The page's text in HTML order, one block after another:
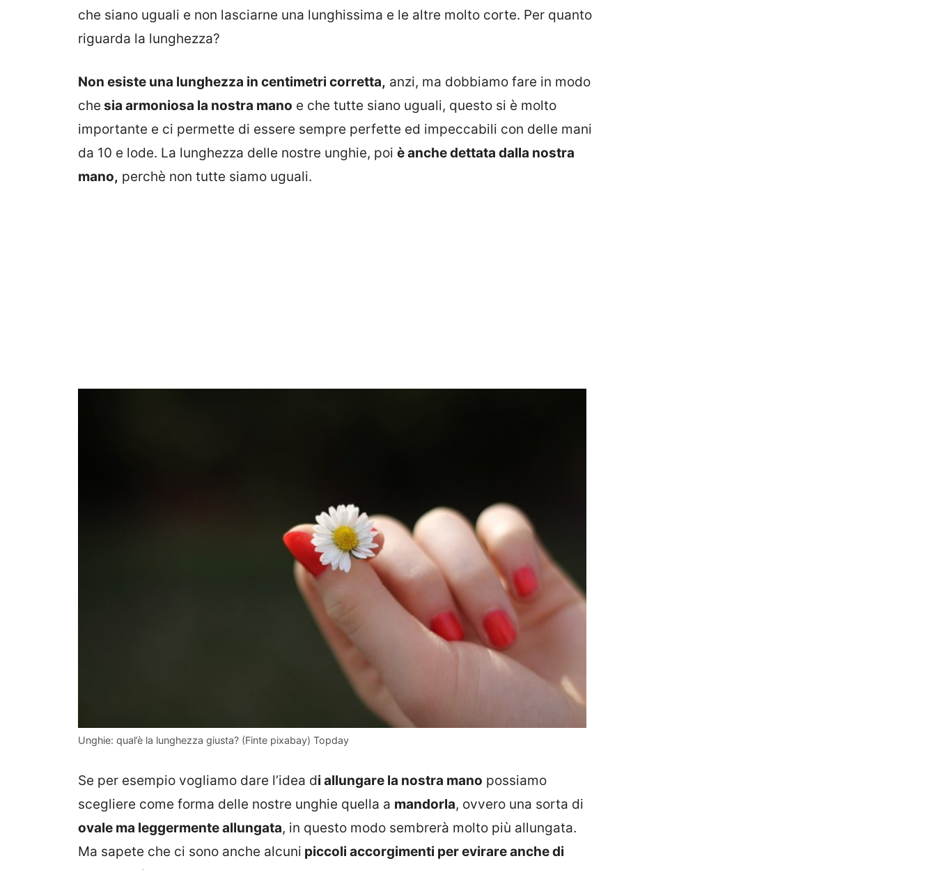
che siano uguali e non lasciarne una lunghissima e le altre molto corte. Per quanto
riguarda la lunghezza?
Non esiste una lunghezza in centimetri corretta, anzi, ma dobbiamo fare in modo
che sia armoniosa la nostra mano e che tutte siano uguali, questo si è molto
importante e ci permette di essere sempre perfette ed impeccabili con delle mani
da 10 e lode. La lunghezza delle nostre unghie, poi è anche dettata dalla nostra
mano, perchè non tutte siamo uguali.
Unghie: qual’è la lunghezza giusta? (Finte pixabay) Topday
Se per esempio vogliamo dare l’idea di allungare la nostra mano possiamo
scegliere come forma delle nostre unghie quella a mandorla, ovvero una sorta di
ovale ma leggermente allungata, in questo modo sembrerà molto più allungata.
Ma sapete che ci sono anche alcuni piccoli accorgimenti per evirare anche di